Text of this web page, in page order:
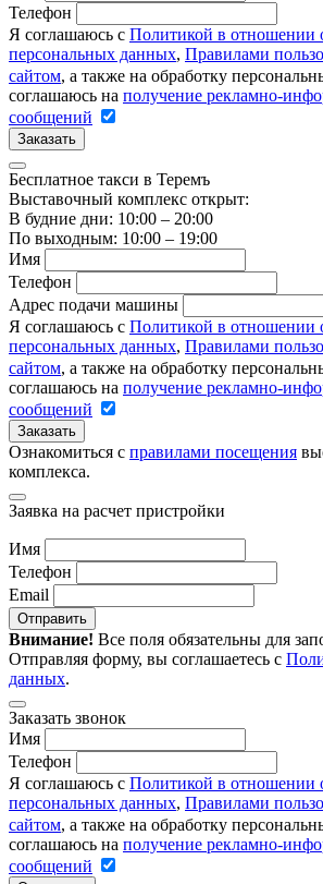
Телефон
Я соглашаюсь с Политикой в отношении
персональных данных, Правилами
сайтом, а также на обработку
соглашаюсь на получение рекламно-
сообщений
Заказать
Бесплатное такси в Теремъ
Выставочный комплекс открыт:
В будние дни: 10:00 – 20:00
По выходным: 10:00 – 19:00
Имя
Телефон
Адрес подачи машины
Я соглашаюсь с Политикой в отношении
персональных данных, Правилами
сайтом, а также на обработку
соглашаюсь на получение рекламно-
сообщений
Заказать
Ознакомиться с правилами посещения
комплекса.
Заявка на расчет пристройки
Имя
Телефон
Email
Отправить
Внимание! Все поля обязательны для
Отправляя форму, вы соглашаетесь с
данных.
Заказать звонок
Имя
Телефон
Я соглашаюсь с Политикой в отношении
персональных данных, Правилами
сайтом, а также на обработку
соглашаюсь на получение рекламно-
сообщений